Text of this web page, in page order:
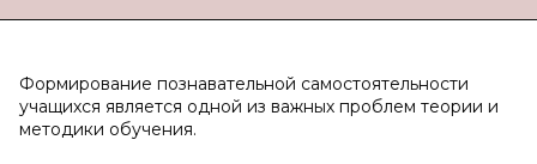
Формирование познавательной самостоятельности
учащихся является одной из важных проблем теории и
методики обучения.